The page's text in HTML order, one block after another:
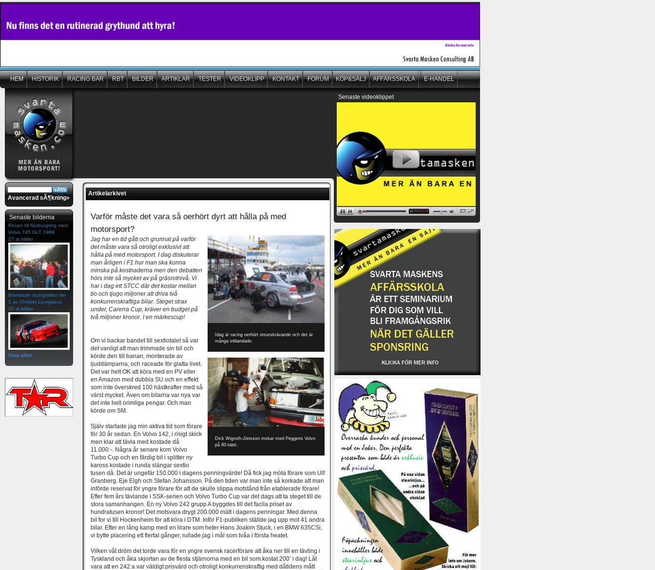
HEM HISTORIK RACING BAR RBT BILDER ARTIKLAR TESTER VIDEOKLIPP KONTAKT FORUM KÖP&SÄLJ AFFÄRSSKOLA E-HANDEL
Avancerad sÃ¶kning»
Senaste bilderna
Resan till Nürburgring med
Volvo 745 GLT 1989
27 st bilder
Blandade racingbilder del
1 av Christer Ljungaeus
20 st bilder
Visa alla»
Artikelarkivet
Varför måste det vara så oerhört dyrt att hålla på med
motorsport?
Idag är racing oerhört resurskrävande och det är
många inblandade.
Dick Wigroth-Jönsson mekar med Peggens Volvo
på 80-talet.
Jag har en tid gått och grunnat på varför
det måste vara så otroligt exklusivt att
hålla på med motorsport. I dag diskuterar
man årligen i F1 hur man ska kunna
minska på kostnaderna men den debatten
hörs inte så mycket av på gräsrotnivå. Vi
har i dag ett STCC där det kostar mellan
tio och tjugo miljoner att driva två
konkurrenskraftiga bilar. Steget strax
under, Carerra Cup, kräver en budget på
två miljoner kronor. I en märkescup!
Om vi backar bandet till sextiotalet så var
det vanligt att man trimmade sin bil och
körde den till banan, monterade av
ljuddämparna, och raceade för glatta livet.
Det var helt OK att köra med en PV eller
en Amazon med dubbla SU och en effekt
som inte överskred 100 hästkrafter med så
värst mycket. Även om bilarna var nya var
det inte helt orimliga pengar. Och man
körde om SM.
Själv startade jag min aktiva tid som förare
för 30 år sedan. En Volvo 142, i risigt skick
men klar att tävla med kostade då
11.000:-. Några år senare kom Volvo
Turbo Cup och en färdig bil i splitter ny
kaross kostade i runda slängar sextio
tusen då. Det är ungefär 150.000 i dagens penningvärde! Då fick jag möta förare som Ulf
Granberg, Eje Elgh och Stefan Johansson. På den tiden var man inte så korkade att man
införde reservat för yngre förare för att de skulle slippa motstånd från etablerade förare!
Efter fem års tävlande i SSK-serien och Volvo Turbo Cup var det dags att ta steget till de
stora samanhangen. En ny Volvo 242 grupp A byggdes till det facila priset av
hundratusen kronor! Det motsvara drygt 200.000 mätt i dagens penningar. Med denna
bil for vi till Hockenheim för att köra i DTM. Inför F1-publiken ställde jag upp mot 41 andra
bilar. Efter en lång kamp med en lirare som heter Hans Joakim Stuck, i en BMW 635CSi,
vi bytte placering ett flertal gånger, rullade jag i mål som tvåa i första heatet.
Vilken våt dröm det torde vara för en yngre svensk racerförare att åka ner till en tävling i
Tyskland och åka skjortan av de flesta stjärnorna med en bil som kostat 200’ i dag! Låt
vara att en 242:a var väldigt prisvärd och otroligt konkurrenskraftig med dåtidens mått
Senaste videoklippet